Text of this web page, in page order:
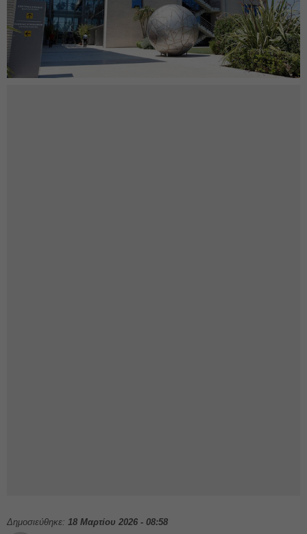
Δημοσιεύθηκε: 18 Μαρτίου 2026 - 08:58